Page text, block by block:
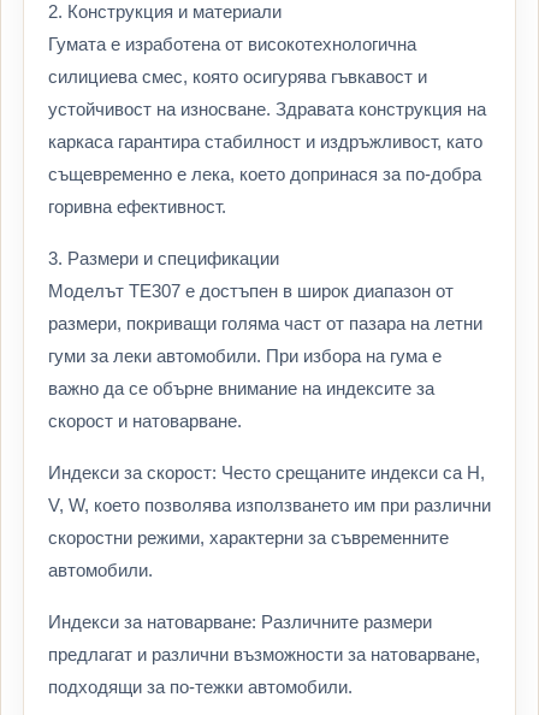
2. Конструкция и материали
Гумата е изработена от високотехнологична
силициева смес, която осигурява гъвкавост и
устойчивост на износване. Здравата конструкция на
каркаса гарантира стабилност и издръжливост, като
същевременно е лека, което допринася за по-добра
горивна ефективност.
3. Размери и спецификации
Моделът TE307 е достъпен в широк диапазон от
размери, покриващи голяма част от пазара на летни
гуми за леки автомобили. При избора на гума е
важно да се обърне внимание на индексите за
скорост и натоварване.
Индекси за скорост: Често срещаните индекси са H,
V, W, което позволява използването им при различни
скоростни режими, характерни за съвременните
автомобили.
Индекси за натоварване: Различните размери
предлагат и различни възможности за натоварване,
подходящи за по-тежки автомобили.